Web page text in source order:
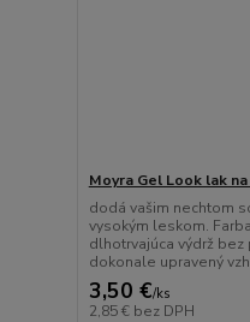
Moyra Gel Look lak
dodá vašim nechtom
vysokým leskom.
dlhotrvajúca výdrž
dokonale upravený
3,50 €/ks
2,85 € bez DPH